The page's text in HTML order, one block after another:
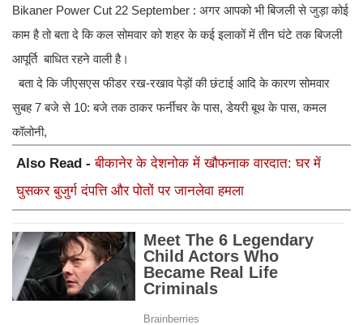
Bikaner Power Cut 22 September : अगर आपको भी बिजली से जुड़ा कोई
काम है तो बता दे कि कल सोमवार को शहर के कई इलाकों में तीन घंटे तक बिजली
आपूर्ति बाधित रहने वाली है।
बता दे कि जीएसएस फीडर रख-रखाव पेड़ों की छंटाई आदि के कारण सोमवार
सुबह 7 बजे से 10: बजे तक ठाकर फर्नीचर के पास, डेयरी बूथ के पास, कमल
कॉलोनी,
Also Read -बीकानेर के देशनोक में खौफनाक वारदात: घर में
घुसकर बुजुर्ग दंपत्ति और पोतों पर जानलेवा हमला